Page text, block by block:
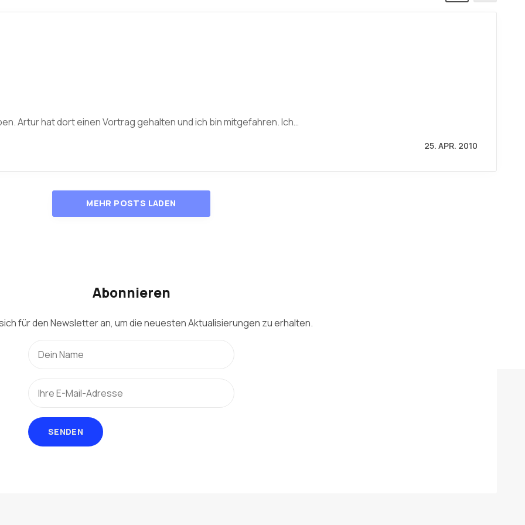
Artur hat dort einen Vortrag gehalten und ich bin mitgefahren. Ich…
25. APR. 2010
MEHR POSTS LADEN
Abonnieren
für den Newsletter an, um die neuesten Aktualisierungen zu erhalten.
SENDEN